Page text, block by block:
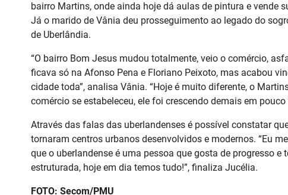
bairro Martins, onde ainda hoje dá aulas de pintura e vende
Já o marido de Vânia deu prosseguimento ao legado do
de Uberlândia.
“O bairro Bom Jesus mudou totalmente, veio o comércio,
ficava só na Afonso Pena e Floriano Peixoto, mas acabou
cidade toda”, analisa Vânia. “Hoje é muito diferente, o
comércio se estabeleceu, ele foi crescendo demais em
Através das falas das uberlandenses é possível constatar
tornaram centros urbanos desenvolvidos e modernos. “Eu
que o uberlandense é uma pessoa que gosta de progresso
estruturada, hoje em dia temos tudo!”, finaliza Jucélia.
FOTO: Secom/PMU